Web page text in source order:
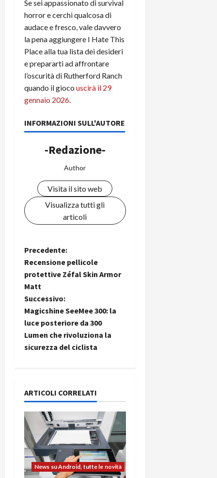
Se sei appassionato di survival
horror e cerchi qualcosa di
audace e fresco, vale davvero
la pena aggiungere I Hate This
Place alla tua lista dei desideri
e prepararti ad affrontare
l’oscurità di Rutherford Ranch
quando il gioco uscirà il 29
gennaio 2026
INFORMAZIONI SULL'AUTORE
-Redazione-
Author
Visita il sito web
Visualizza tutti gli
articoli
N
a
v
i
g
a
i
o
n
e
Precedente:
Recensione pellicole
protettive Zéfal Skin Armor
Matt
Successivo:
Magicshine SeeMee 300: la
luce posteriore da 300
Lumen che rivoluziona la
sicurezza del ciclista
ARTICOLI CORRELATI
News su Android, tutte le novità